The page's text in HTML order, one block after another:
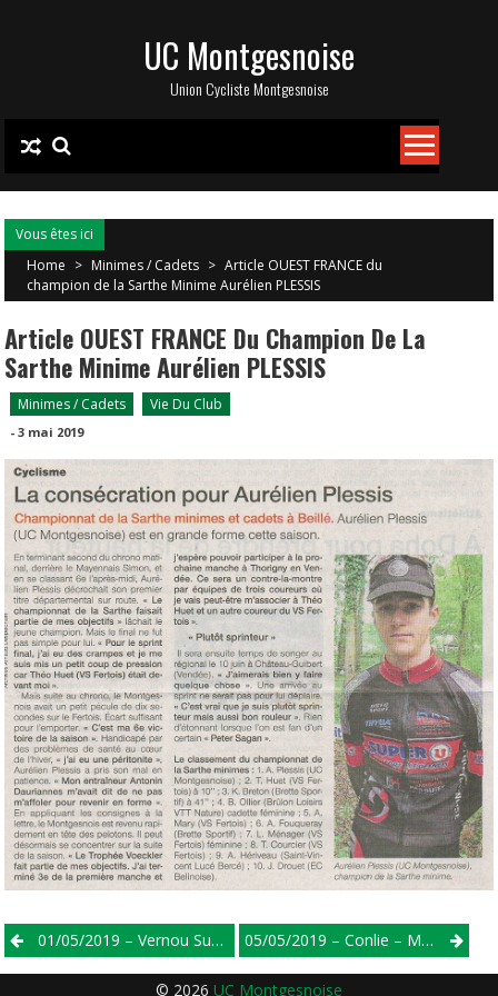
UC Montgesnoise
Union Cycliste Montgesnoise
Vous êtes ici
Home > Minimes / Cadets > Article OUEST FRANCE du
champion de la Sarthe Minime Aurélien PLESSIS
Article OUEST FRANCE Du Champion De La
Sarthe Minime Aurélien PLESSIS
Minimes / Cadets Vie Du Club
-3 mai 2019
Post
navigation
01/05/2019 – Vernou Sur Brenne (37) – 3/j 05/05/2019 – Conlie – Minimes
© 2026 UC Montgesnoise